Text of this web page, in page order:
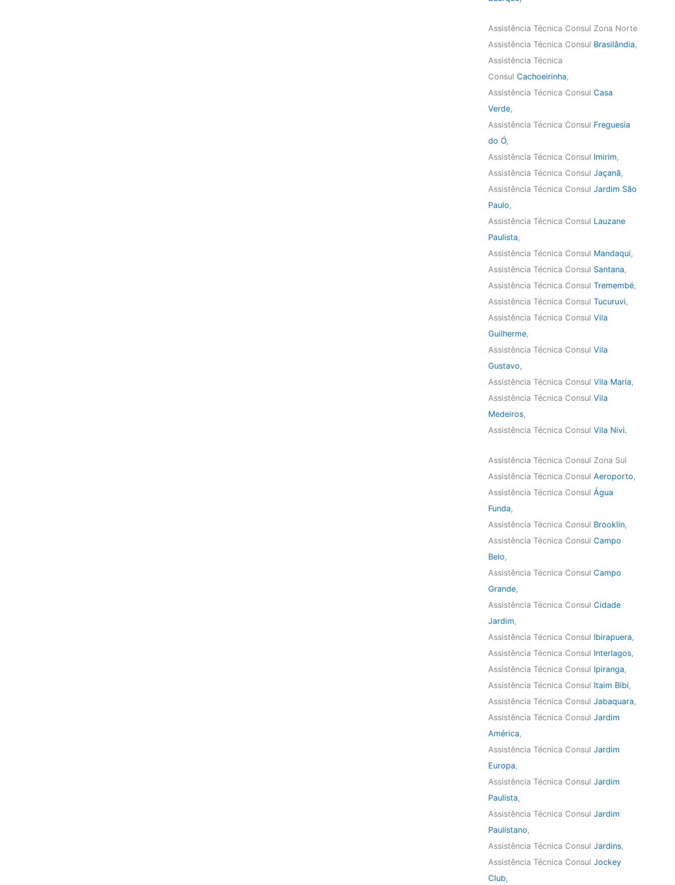
Assistência Técnica Consul Zona Norte
Assistência Técnica Consul Brasilândia,
Assistência Técnica
Consul Cachoeirinha,
Assistência Técnica Consul Casa
Verde,
Assistência Técnica Consul Freguesia
do Ó,
Assistência Técnica Consul Imirim,
Assistência Técnica Consul Jaçanã,
Assistência Técnica Consul Jardim São
Paulo,
Assistência Técnica Consul Lauzane
Paulista,
Assistência Técnica Consul Mandaqui,
Assistência Técnica Consul Santana,
Assistência Técnica Consul Tremembé,
Assistência Técnica Consul Tucuruvi,
Assistência Técnica Consul Vila
Guilherme,
Assistência Técnica Consul Vila
Gustavo,
Assistência Técnica Consul Vila Maria,
Assistência Técnica Consul Vila
Medeiros,
Assistência Técnica Consul Vila Nivi.
Assistência Técnica Consul Zona Sul
Assistência Técnica Consul Aeroporto,
Assistência Técnica Consul Água
Funda,
Assistência Técnica Consul Brooklin,
Assistência Técnica Consul Campo
Belo,
Assistência Técnica Consul Campo
Grande,
Assistência Técnica Consul Cidade
Jardim,
Assistência Técnica Consul Ibirapuera,
Assistência Técnica Consul Interlagos,
Assistência Técnica Consul Ipiranga,
Assistência Técnica Consul Itaim Bibi,
Assistência Técnica Consul Jabaquara,
Assistência Técnica Consul Jardim
América,
Assistência Técnica Consul Jardim
Europa,
Assistência Técnica Consul Jardim
Paulista,
Assistência Técnica Consul Jardim
Paulistano,
Assistência Técnica Consul Jardins,
Assistência Técnica Consul Jockey
Club,